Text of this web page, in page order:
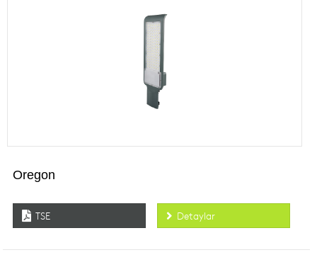
Oregon
TSE Detaylar